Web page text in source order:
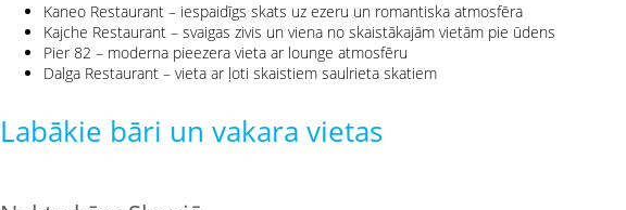
Kaneo Restaurant – iespaidīgs skats uz ezeru un romantiska atmosfēra
Kajche Restaurant – svaigas zivis un viena no skaistākajām vietām pie ūdens
Pier 82 – moderna pieezera vieta ar lounge atmosfēru
Dalga Restaurant – vieta ar ļoti skaistiem saulrieta skatiem
Labākie bāri un vakara vietas